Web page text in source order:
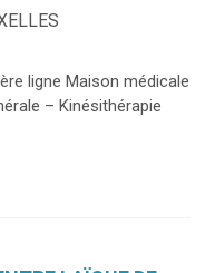
ligne Maison médicale
– Kinésithérapie